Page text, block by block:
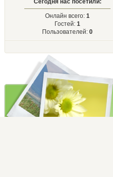
Сегодня нас посетили:
Онлайн всего: 1
Гостей: 1
Пользователей: 0